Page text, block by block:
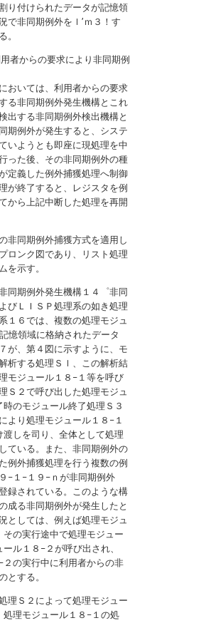
り付けられたデータが記憶領
で非同期例外をｌ’ｍ３！す
。
者からの要求により非同期例
おいては、利用者からの要求
る非同期例外発生機構とこれ
出する非同期例外検出機構と
期例外が発生すると、システ
いようとも即座に現処理を中
った後、その非同期例外の種
定義した例外捕獲処理へ制御
が終了すると、レジスタを例
から上記中断した処理を再開
非同期例外捕獲方式を適用し
ロンク図であり、リスト処理
を示す。
同期例外発生機構１４゜非同
びＬＩＳＰ処理系の如き処理
１６では、複数の処理モジュ
憶領域に格納されたデータ
が、第４図に示すように、モ
析する処理Ｓｌ、この解析結
モジュール１８−１等を呼び
Ｓ２で呼び出した処理モジュ
のモジュール終了処理Ｓ３
より処理モジュール１８−１
しを司り、全体として処理
ている。また、非同期例外の
例外捕獲処理を行う複数の例
−１−１９−ｎが非同期例外
録されている。このような構
成る非同期例外が発生したと
としては、例えば処理モジュ
の実行途中で処理モジュー
ル１８−２が呼び出され、
の実行中に利用者からの非
とする。
理Ｓ２によって処理モジュー
理モジュール１８−１の処